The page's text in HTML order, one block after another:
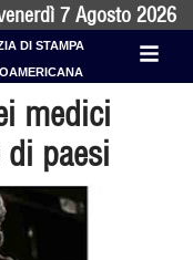
7 Agosto 2026
DI STAMPA
medici
paesi